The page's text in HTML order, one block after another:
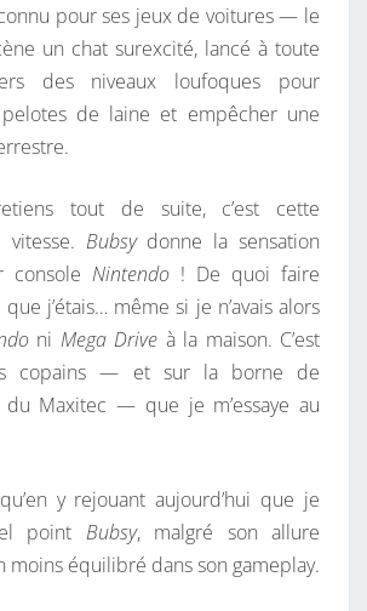
pour ses jeux de voitures — le
un chat surexcité, lancé à toute
des niveaux loufoques pour
de laine et empêcher une
tout de suite, c’est cette
Bubsydonne la sensation
console Nintendo ! De quoi faire
j’étais… même si je n’avais alors
ni Mega Drive à la maison. C’est
copains — et sur la borne de
du Maxitec — que je m’essaye au
y rejouant aujourd’hui que je
point Bubsy, malgré son allure
moins équilibré dans son gameplay.